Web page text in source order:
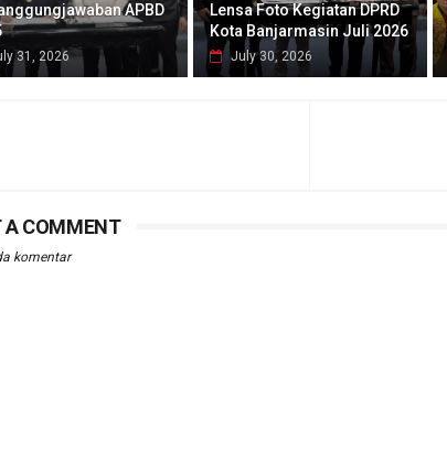
APBD
31, 2026
Lensa Foto Kegiatan DPRD
Kota Banjarmasin Juli 2026
July 30, 2026
A COMMENT
komentar